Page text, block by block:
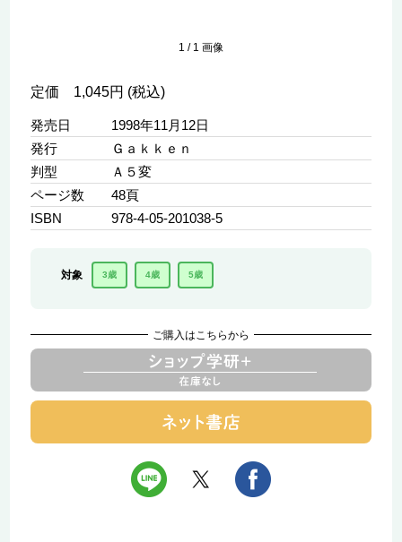
1 / 1 画像
定価 1,045円 (税込)
発売日
1998年11月12日
発行
Ｇａｋｋｅｎ
判型
Ａ５変
ページ数
48頁
ISBN
978-4-05-201038-5
対象 3歳 4歳 5歳
ご購入はこちらから